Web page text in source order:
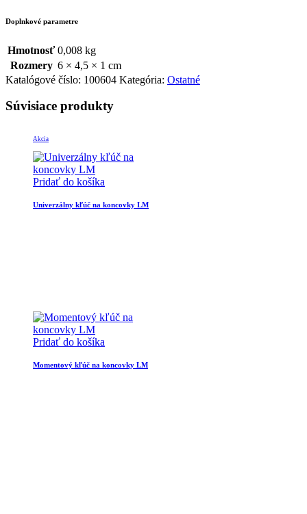
Doplnkové parametre
Hmotnosť 0,008 kg
Rozmery 6 × 4,5 × 1 cm
Katalógové číslo: 100604 Kategória: Ostatné
Súvisiace produkty
Akcia
Pridať do košíka
Univerzálny kľúč na koncovky LM
Pridať do košíka
Momentový kľúč na koncovky LM